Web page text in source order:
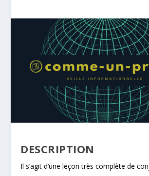
DESCRIPTION
Il s’agit d’une leçon très complète de